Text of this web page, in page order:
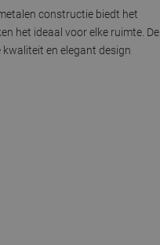
constructie biedt het
het ideaal voor elke ruimte. De
en elegant design